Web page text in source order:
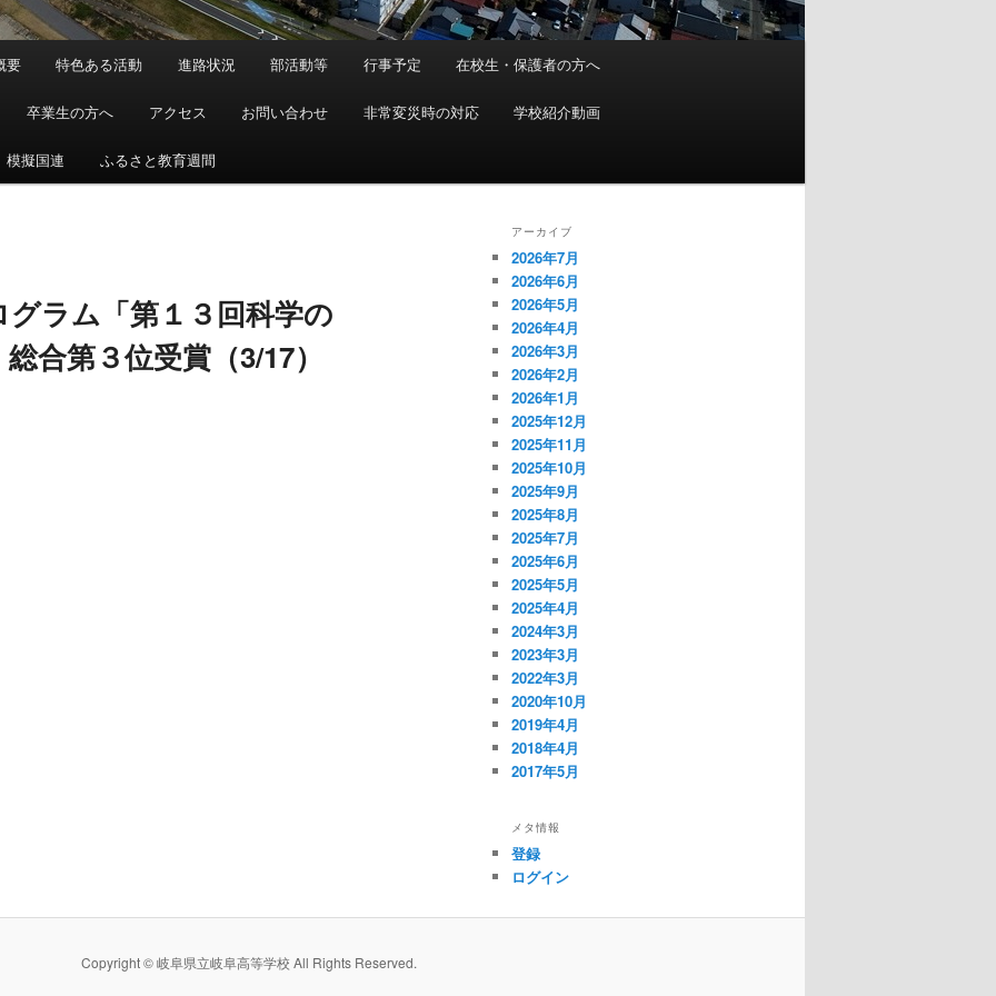
要 特色ある活動 進路状況 部活動等 行事予定 在校生・保護者の方へ
卒業生の方へ アクセス お問い合わせ 非常変災時の対応 学校紹介動画
模擬国連 ふるさと教育週間
ラム「第１３回科学の
合第３位受賞（3/17）
アーカイブ
2026年7月
2026年6月
2026年5月
2026年4月
2026年3月
2026年2月
2026年1月
2025年12月
2025年11月
2025年10月
2025年9月
2025年8月
2025年7月
2025年6月
2025年5月
2025年4月
2024年3月
2023年3月
2022年3月
2020年10月
2019年4月
2018年4月
2017年5月
メタ情報
登録
ログイン
Copyright © 岐阜県立岐阜高等学校 All Rights Reserved.